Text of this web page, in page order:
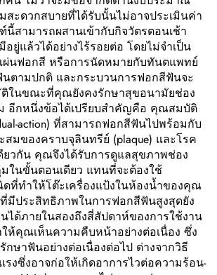
ะดวกสบายที่ได้รับนั้นไม่อาจประเมินค่า
สามารถผสานเข้ากับกิจวัตรตอนเช้า
ยู่แล้วได้อย่างไร้รอยต่อ โดยไม่จำเป็น
ผ่นฟอกสี หรือการนัดหมายกับทันตแพทย์
ตามปกติ และกระบวนการฟอกสีฟันจะ
ติในขณะที่คุณยังคงรักษาสุขอนามัยช่อง
อีกหนึ่งข้อได้เปรียบสำคัญคือ คุณสมบัติ
action) ที่สามารถฟอกสีฟันไปพร้อมกับ
มของคราบจุลินทรีย์ (plaque) และโรค
ดียวกัน คุณจึงได้รับการดูแลสุขภาพช่อง
ในขั้นตอนเดียว แทนที่จะต้องใช้
ที่ทำให้โต๊ะเครื่องแป้งในห้องน้ำของคุณ
มีประสิทธิภาพในการฟอกสีฟันสูงสุดยัง
ได้ภายในสองถึงสี่สัปดาห์ของการใช้งาน
ห้คุณเห็นความคืบหน้าอย่างต่อเนื่อง ซึ่ง
ษาฟันอย่างต่อเนื่องต่อไป ต่างจากวิธี
งซึ่งอาจก่อให้เกิดอาการไวต่อความร้อน-